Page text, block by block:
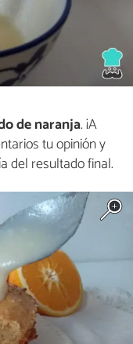
de naranja. ¡A
tu opinión y
del resultado final.